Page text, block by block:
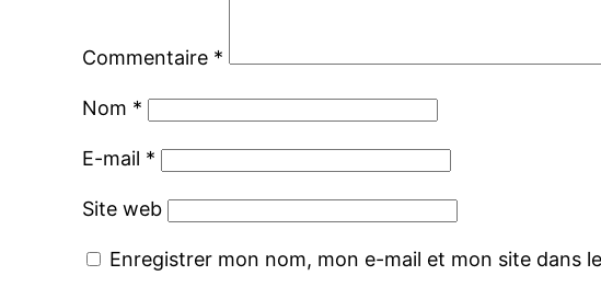
Commentaire *
Nom *
E-mail *
Site web
Enregistrer mon nom, mon e-mail et mon site dans